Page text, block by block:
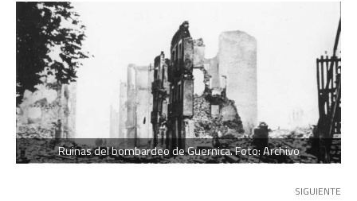
Ruinas del bombardeo de Guernica. Foto: Archivo
SIGUIENTE